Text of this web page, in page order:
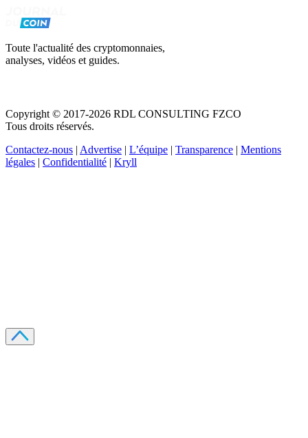
Toute l'actualité des cryptomonnaies,
analyses, vidéos et guides.
Copyright © 2017-2026 RDL CONSULTING FZCO
Tous droits réservés.
Contactez-nous | Advertise | L’équipe | Transparence | Mentions
légales | Confidentialité | Kryll